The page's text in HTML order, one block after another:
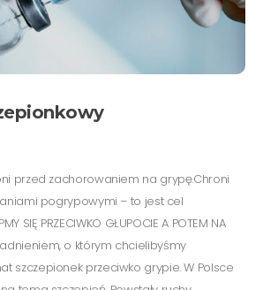
przed zachorowaniem na grypę.Chroni
pogrypowymi – to jest cel
SIĘ PRZECIWKO GŁUPOCIE A POTEM NA
o którym chcielibyśmy
szczepionek przeciwko grypie. W Polsce